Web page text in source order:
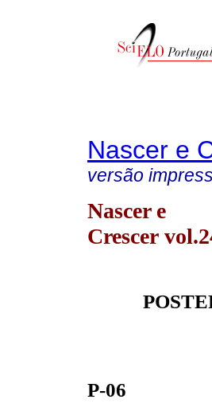
Nascer e
versão
Nascer e
Crescer
P-06